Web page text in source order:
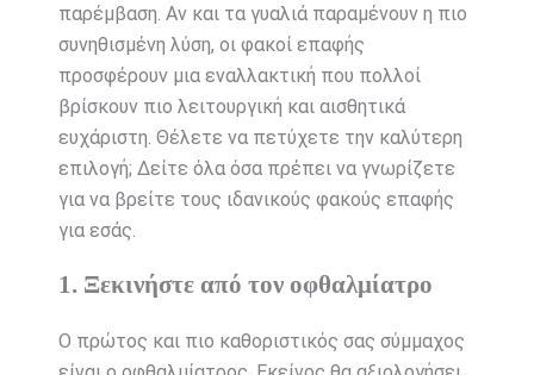
παρέμβαση. Αν και τα γυαλιά παραμένουν η πιο
συνηθισμένη λύση, οι φακοί επαφής
προσφέρουν μια εναλλακτική που πολλοί
βρίσκουν πιο λειτουργική και αισθητικά
ευχάριστη. Θέλετε να πετύχετε την καλύτερη
επιλογή; Δείτε όλα όσα πρέπει να γνωρίζετε
για να βρείτε τους ιδανικούς φακούς επαφής
για εσάς.
1. Ξεκινήστε από τον οφθαλμίατρο
Ο πρώτος και πιο καθοριστικός σας σύμμαχος